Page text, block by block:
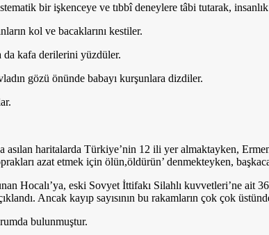
bir işkenceye ve tıbbî deneylere tâbi tutarak, insanlık
kol ve bacaklarını kestiler.
da kafa derilerini yüzdüler.
gözü önünde babayı kurşunlara dizdiler.
asılan haritalarda Türkiye’nin 12 ili yer almaktayken,
azat etmek için ölün,öldürün’ denmekteyken,
Hocalı’ya, eski Sovyet İttifakı Silahlı kuvvetleri’ne ait
Ancak kayıp sayısının bu rakamların çok çok
bulunmuştur.